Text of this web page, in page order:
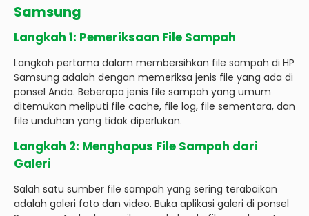
Samsung
Langkah 1: Pemeriksaan File Sampah
Langkah pertama dalam membersihkan file sampah di HP
Samsung adalah dengan memeriksa jenis file yang ada di
ponsel Anda. Beberapa jenis file sampah yang umum
ditemukan meliputi file cache, file log, file sementara, dan
file unduhan yang tidak diperlukan.
Langkah 2: Menghapus File Sampah dari
Galeri
Salah satu sumber file sampah yang sering terabaikan
adalah galeri foto dan video. Buka aplikasi galeri di ponsel